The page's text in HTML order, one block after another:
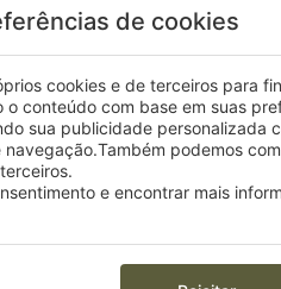
A minha reserva
de cookies
cookies e de terceiros para
conteúdo com base em suas
sua publicidade personalizada
podemos
e encontrar mais